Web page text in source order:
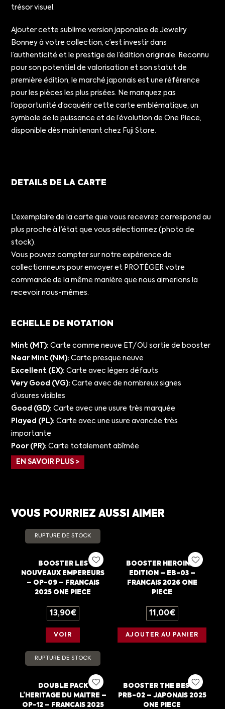
trésor visuel.
Ajouter cette sublime version japonaise de Jewelry
Bonney à votre collection, c’est investir dans
l’authenticité et le prestige de l’édition originale. Reconnu
pour son potentiel de valorisation et son statut de
première édition, le marché japonais est une référence
pour les pièces les plus prisées. Ne manquez pas
l’opportunité d’acquérir cette carte emblématique, un
symbole de la puissance et de l’évolution de One Piece,
disponible dès maintenant chez Fuji Store.
DETAILS DE LA CARTE
L'exemplaire de la carte que vous recevrez correspond au
plus proche à l'état que vous sélectionnez (photo de
stock).
Vous pouvez compter sur notre expérience de
collectionneurs pour envoyer et PROTÉGER votre
commande de la même manière que nous aimerions la
recevoir nous-mêmes.
ECHELLE DE NOTATION
Mint (MT): Carte comme neuve ET/OU sortie de booster
Near Mint (NM): Carte presque neuve
Excellent (EX): Carte avec légers défauts
Very Good (VG): Carte avec de nombreux signes
d’usures visibles
Good (GD): Carte avec une usure très marquée
Played (PL): Carte avec une usure avancée très
importante
Poor (PR): Carte totalement abîmée
EN SAVOIR PLUS >
VOUS POURRIEZ AUSSI AIMER
RUPTURE DE STOCK
BOOSTER LES
NOUVEAUX EMPEREURS
– OP-09 – FRANCAIS
2025 ONE PIECE
13,90€
VOIR
BOOSTER HEROINES
EDITION – EB-03 –
FRANCAIS 2026 ONE
PIECE
11,00€
AJOUTER AU PANIER
RUPTURE DE STOCK
DOUBLE PACK
L’HERITAGE DU MAITRE –
OP-12 – FRANCAIS 2025
BOOSTER THE BEST –
PRB-02 – JAPONAIS 2025
ONE PIECE